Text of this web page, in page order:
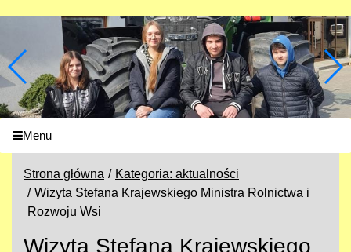
Menu
Strona główna
Kategoria: aktualności
Wizyta Stefana Krajewskiego Ministra Rolnictwa i
Rozwoju Wsi
Wizyta Stefana Krajewskiego